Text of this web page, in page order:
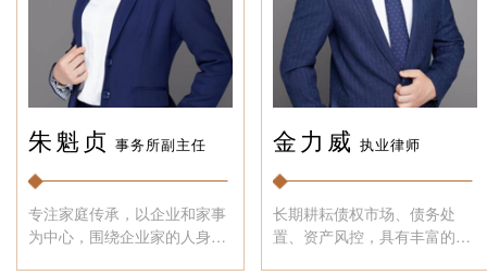
朱魁贞 事务所副主任
专注家庭传承，以企业和家事
为中心，围绕企业家的人身关
金力威 执业律师
长期耕耘债权市场、债务处
置、资产风控，具有丰富的诉